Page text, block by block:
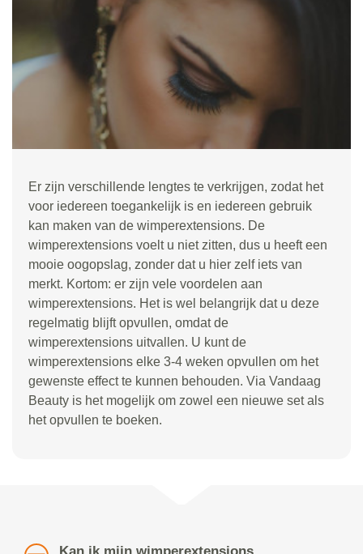
Er zijn verschillende lengtes te verkrijgen, zodat het
voor iedereen toegankelijk is en iedereen gebruik
kan maken van de wimperextensions. De
wimperextensions voelt u niet zitten, dus u heeft een
mooie oogopslag, zonder dat u hier zelf iets van
merkt. Kortom: er zijn vele voordelen aan
wimperextensions. Het is wel belangrijk dat u deze
regelmatig blijft opvullen, omdat de
wimperextensions uitvallen. U kunt de
wimperextensions elke 3-4 weken opvullen om het
gewenste effect te kunnen behouden. Via Vandaag
Beauty is het mogelijk om zowel een nieuwe set als
het opvullen te boeken.